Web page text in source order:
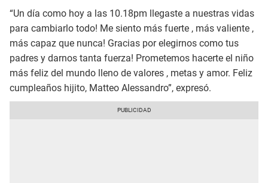
“Un día como hoy a las 10.18pm llegaste a nuestras vidas
para cambiarlo todo! Me siento más fuerte , más valiente ,
más capaz que nunca! Gracias por elegirnos como tus
padres y darnos tanta fuerza! Prometemos hacerte el niño
más feliz del mundo lleno de valores , metas y amor. Feliz
cumpleaños hijito, Matteo Alessandro”, expresó.